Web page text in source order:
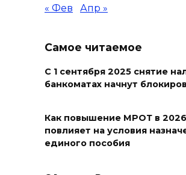
07 августа 2026 12:30
Строить. Создавать.
#МЫВМЕСТЕ-2026
проектов
« Фев Апр »
Самое читаемое
С 1 сентября 2025 снятие
банкоматах начнут
Как повышение МРОТ в
повлияет на условия
единого пособия